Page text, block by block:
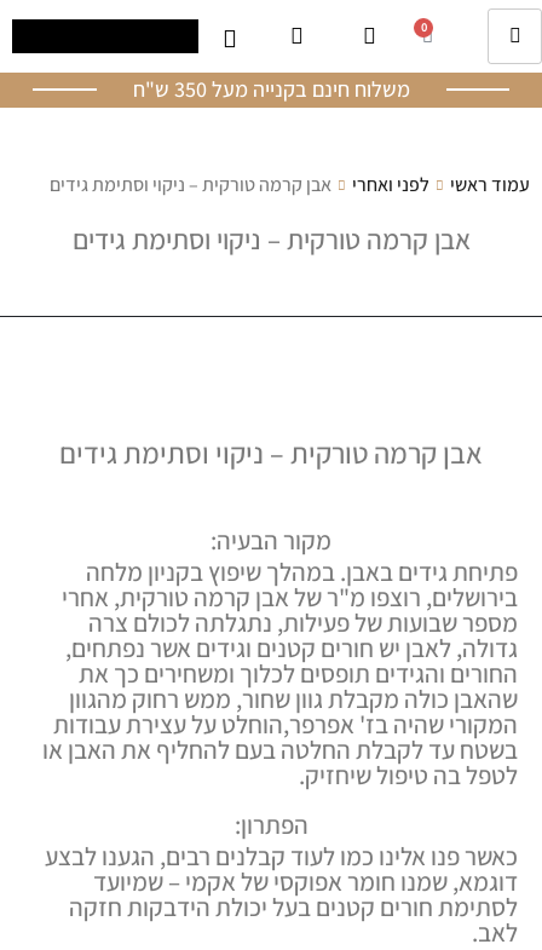
0
משלוח חינם בקנייה מעל 350 ש"ח
עמוד ראשי לפני ואחרי אבן קרמה טורקית – ניקוי וסתימת גידים
אבן קרמה טורקית – ניקוי וסתימת גידים
אבן קרמה טורקית – ניקוי וסתימת גידים
מקור הבעיה:
פתיחת גידים באבן. במהלך שיפוץ בקניון מלחה
בירושלים, רוצפו מ"ר של אבן קרמה טורקית, אחרי
מספר שבועות של פעילות, נתגלתה לכולם צרה
גדולה, לאבן יש חורים קטנים וגידים אשר נפתחים,
החורים והגידים תופסים לכלוך ומשחירים כך את
שהאבן כולה מקבלת גוון שחור, ממש רחוק מהגוון
המקורי שהיה בז' אפרפר,הוחלט על עצירת עבודות
בשטח עד לקבלת החלטה בעם להחליף את האבן או
לטפל בה טיפול שיחזיק.
הפתרון:
כאשר פנו אלינו כמו לעוד קבלנים רבים, הגענו לבצע
דוגמא, שמנו חומר אפוקסי של אקמי – שמיועד
לסתימת חורים קטנים בעל יכולת הידבקות חזקה
לאב.